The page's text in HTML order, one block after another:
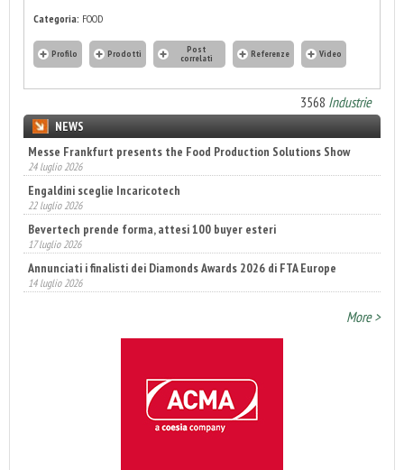
Categoria: FOOD
Profilo Prodotti Post
correlati Referenze Video
3568 Industrie
NEWS
Messe Frankfurt presents the Food Production Solutions Show
24 luglio 2026
Engaldini sceglie Incaricotech
22 luglio 2026
Bevertech prende forma, attesi 100 buyer esteri
17 luglio 2026
Annunciati i finalisti dei Diamonds Awards 2026 di FTA Europe
14 luglio 2026
More >